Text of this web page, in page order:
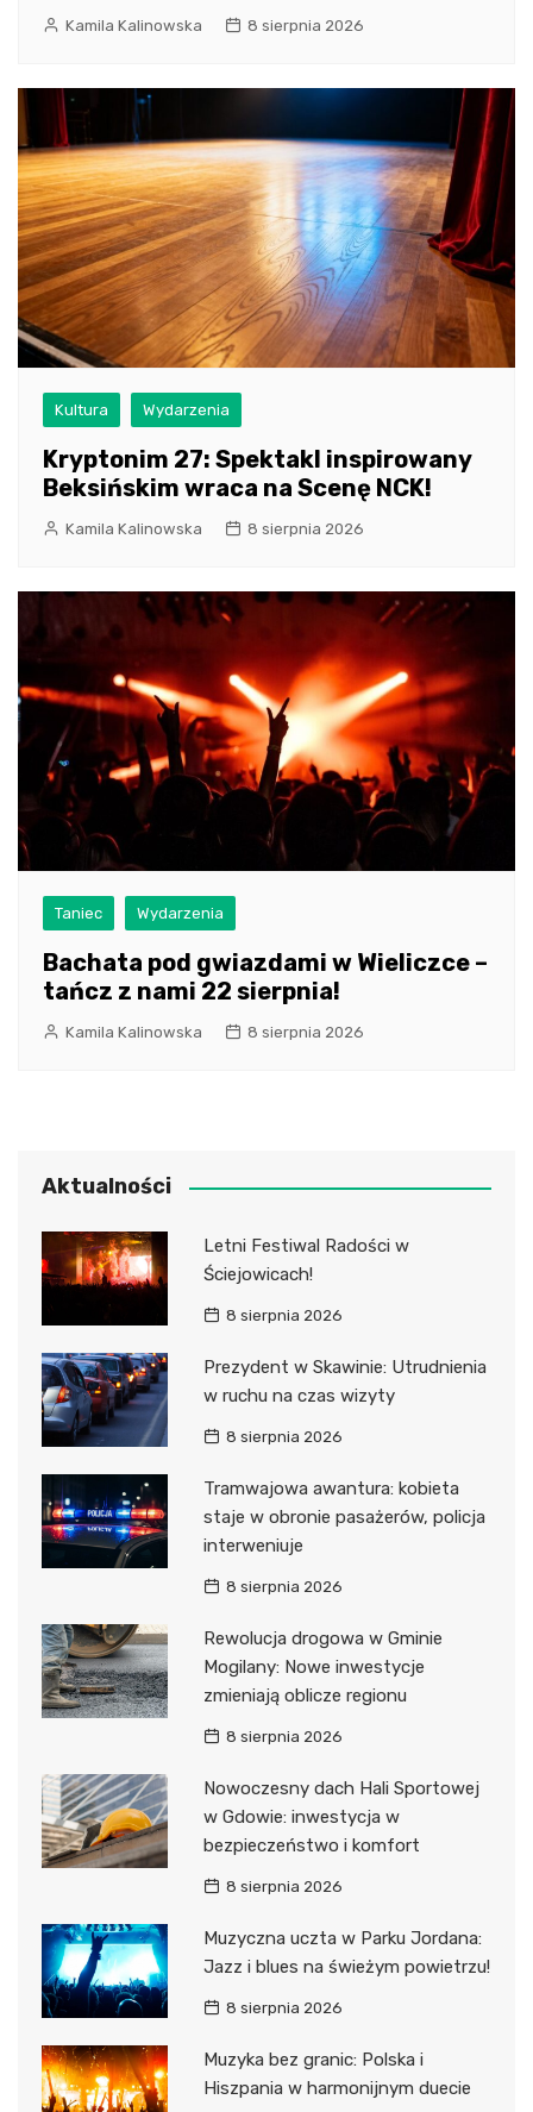
Kamila Kalinowska 8 sierpnia 2026
Kultura Wydarzenia
Kryptonim 27: Spektakl inspirowany
Beksińskim wraca na Scenę NCK!
Kamila Kalinowska 8 sierpnia 2026
Taniec Wydarzenia
Bachata pod gwiazdami w Wieliczce –
tańcz z nami 22 sierpnia!
Kamila Kalinowska 8 sierpnia 2026
Aktualności
Letni Festiwal Radości w
Ściejowicach!
8 sierpnia 2026
Prezydent w Skawinie: Utrudnienia
w ruchu na czas wizyty
8 sierpnia 2026
Tramwajowa awantura: kobieta
staje w obronie pasażerów, policja
interweniuje
8 sierpnia 2026
Rewolucja drogowa w Gminie
Mogilany: Nowe inwestycje
zmieniają oblicze regionu
8 sierpnia 2026
Nowoczesny dach Hali Sportowej
w Gdowie: inwestycja w
bezpieczeństwo i komfort
8 sierpnia 2026
Muzyczna uczta w Parku Jordana:
Jazz i blues na świeżym powietrzu!
8 sierpnia 2026
Muzyka bez granic: Polska i
Hiszpania w harmonijnym duecie